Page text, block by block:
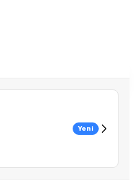
Yeni